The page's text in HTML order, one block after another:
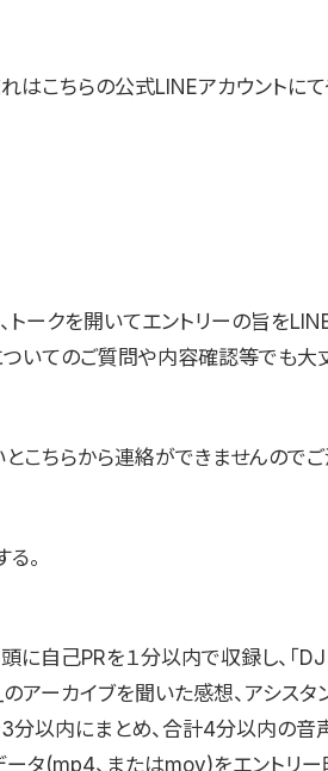
はこちらの公式LINEアカウントに
ークを開いてエントリーの旨を
いてのご質問や内容確認等でも大
こちらから連絡ができませんのでご
。
に自己PRを１分以内で収録し、「
アーカイブを聞いた感想、アシスタ
分以内にまとめ、合計4分以内の音
タ(mp4、またはmov)をエントリー